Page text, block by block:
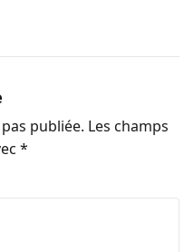
publiée. Les champs
*